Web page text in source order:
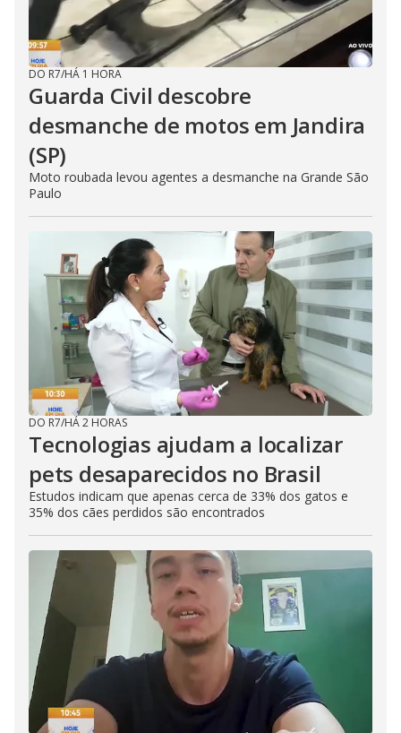
DO R7/HÁ 1 HORA
Guarda Civil descobre
desmanche de motos em Jandira
(SP)
Moto roubada levou agentes a desmanche na Grande São
Paulo
DO R7/HÁ 2 HORAS
Tecnologias ajudam a localizar
pets desaparecidos no Brasil
Estudos indicam que apenas cerca de 33% dos gatos e
35% dos cães perdidos são encontrados